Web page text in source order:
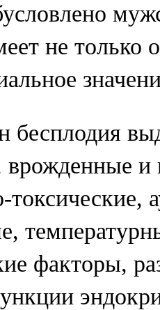
не только
бесплодия
врожденные и
токсические,
факторы,